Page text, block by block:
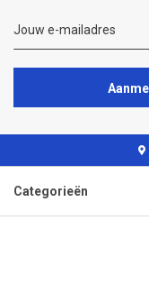
Categorieën